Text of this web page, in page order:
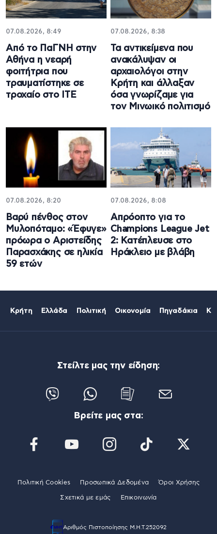
07.08.2026, 8:49
Από το ΠαΓΝΗ στην
Αθήνα η νεαρή
φοιτήτρια που
τραυματίστηκε σε
τροχαίο στο ΙΤΕ
07.08.2026, 8:38
Τα αντικείμενα που
ανακάλυψαν οι
αρχαιολόγοι στην
Κρήτη και άλλαξαν
όσα γνωρίζαμε για
τον Μινωικό πολιτισμό
07.08.2026, 8:20
Βαρύ πένθος στον
Μυλοπόταμο: «Έφυγε»
πρόωρα ο Αριστείδης
Παρασχάκης σε ηλικία
59 ετών
07.08.2026, 8:08
Απρόοπτο για το
Champions League Jet
2: Κατέπλευσε στο
Ηράκλειο με βλάβη
Κρήτη Ελλάδα Πολιτική Οικονομία Πηγαδάκια
Στείλτε μας την είδηση:
Βρείτε μας στα:
Πολιτική Cookies Προσωπικά Δεδομένα Όροι Χρήσης
Σχετικά με εμάς Επικοινωνία
Αριθμός Πιστοποίησης Μ.Η.Τ.252092